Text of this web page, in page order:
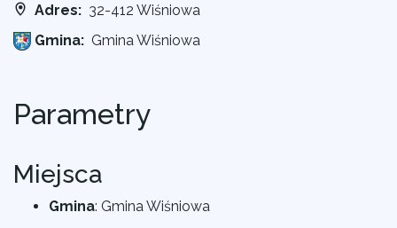
Adres: 32-412 Wiśniowa
Gmina: Gmina Wiśniowa
Parametry
Miejsca
Gmina: Gmina Wiśniowa